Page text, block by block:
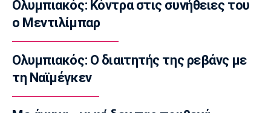
Επικαιρότητα
Καιρός: Αίθριος με αραιές νεφώσεις
Επικαιρότητα
Εορτολόγιο: Ποιοι γιορτάζουν σήμερα
Παρασκευή 7 Αυγούστου
Ολυμπιακός: Κόντρα στις συνήθειες του
ο Μεντιλίμπαρ
Ολυμπιακός: Ο διαιτητής της ρεβάνς με
τη Ναϊμέγκεν